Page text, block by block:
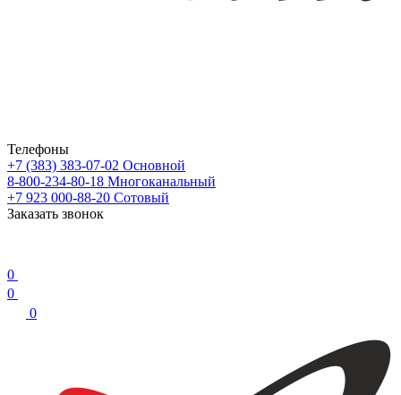
Телефоны
+7 (383) 383-07-02 Основной
8-800-234-80-18 Многоканальный
+7 923 000-88-20 Сотовый
Заказать звонок
0
0
0